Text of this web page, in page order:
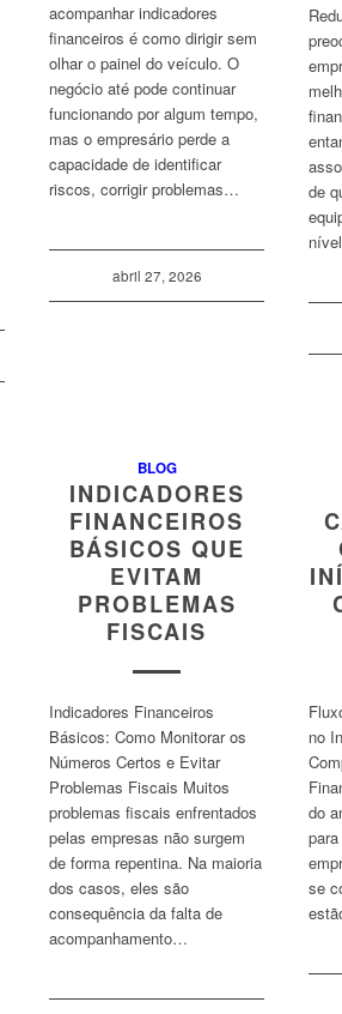
acompanhar indicadores
financeiros é como dirigir sem
olhar o painel do veículo. O
negócio até pode continuar
funcionando por algum tempo,
mas o empresário perde a
capacidade de identificar
riscos, corrigir problemas…
abril 27, 2026
de
BLOG
INDICADORES
FINANCEIROS
BÁSICOS QUE
EVITAM
PROBLEMAS
FISCAIS
Indicadores Financeiros
Básicos: Como Monitorar os
Números Certos e Evitar
Problemas Fiscais Muitos
problemas fiscais enfrentados
pelas empresas não surgem
de forma repentina. Na maioria
dos casos, eles são
consequência da falta de
acompanhamento…
no
do
se